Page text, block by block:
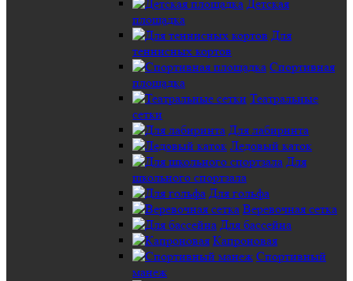
Детская
площадка
Для
теннисных кортов
Спортивная
площадка
Театральные
сетки
Для лабиринта
Ледовый каток
Для
школьного спортзала
Для гольфа
Веревочная сетка
Для бассейна
Капроновая
Спортивный
манеж